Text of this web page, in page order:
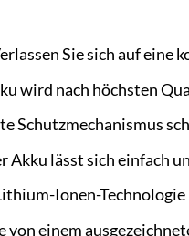
Sie sich auf eine
wird nach höchsten
Schutzmechanismus
Akku lässt sich einfach
Ionen-
von einem